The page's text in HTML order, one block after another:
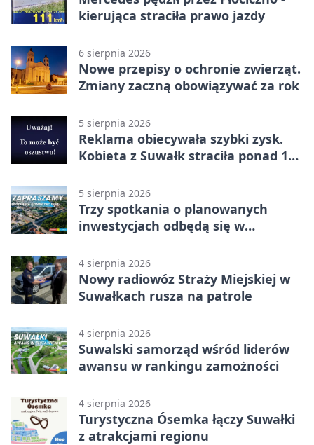
kierująca straciła prawo jazdy
6 sierpnia 2026
Nowe przepisy o ochronie zwierząt.
Zmiany zaczną obowiązywać za rok
5 sierpnia 2026
Reklama obiecywała szybki zysk.
Kobieta z Suwałk straciła ponad 190
5 sierpnia 2026
Trzy spotkania o planowanych
inwestycjach odbędą się w
4 sierpnia 2026
Nowy radiowóz Straży Miejskiej w
Suwałkach rusza na patrole
4 sierpnia 2026
Suwalski samorząd wśród liderów
awansu w rankingu zamożności
4 sierpnia 2026
Turystyczna Ósemka łączy Suwałki
z atrakcjami regionu